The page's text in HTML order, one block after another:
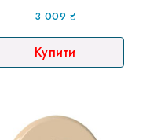
3 009 ₴
Купити